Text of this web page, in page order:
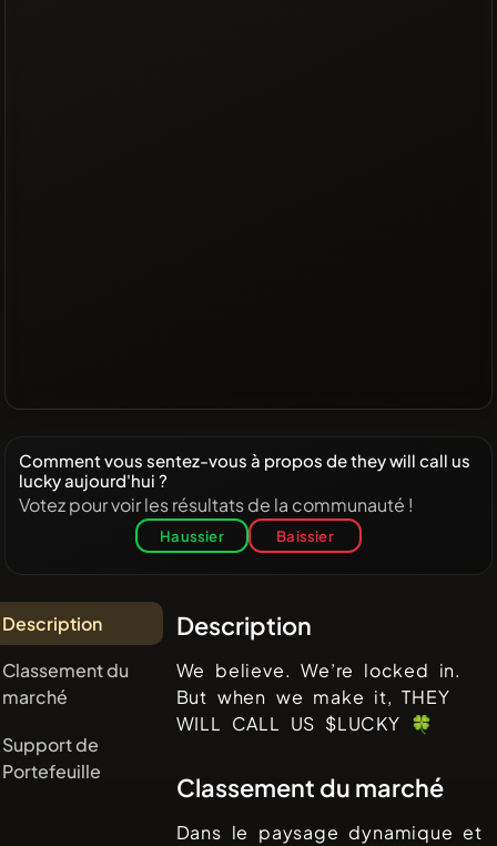
Comment vous sentez-vous à propos de they will call us
lucky aujourd'hui ?
Votez pour voir les résultats de la communauté !
Haussier Baissier
Description
Classement du
marché
Support de
Portefeuille
Description
We believe. We’re locked in.
But when we make it, THEY
WILL CALL US $LUCKY 🍀
Classement du marché
Dans le paysage dynamique et